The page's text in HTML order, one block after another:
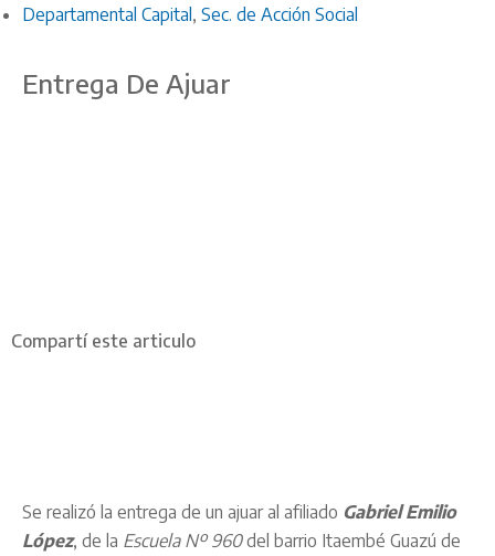
Departamental Capital , Sec. de Acción Social
Entrega De Ajuar
Compartí este articulo
Se realizó la entrega de un ajuar al afiliado Gabriel Emilio
López, de la Escuela Nº 960del barrio Itaembé Guazú de